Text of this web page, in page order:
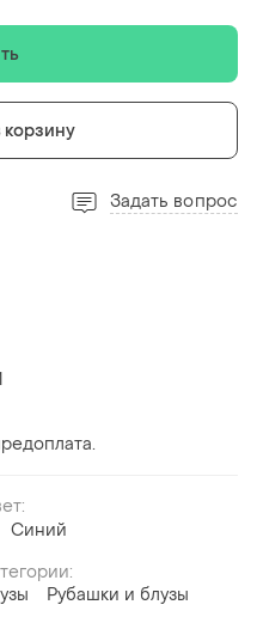
Задать вопрос
Синий
Рубашки и блузы